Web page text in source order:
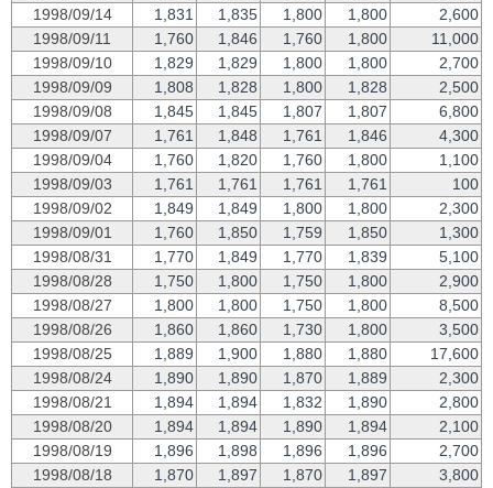
1998/09/14
1,831 1,835 1,800 1,800
2,600
1998/09/11
1,760 1,846 1,760 1,800
11,000
1998/09/10
1,829 1,829 1,800 1,800
2,700
1998/09/09
1,808 1,828 1,800 1,828
2,500
1998/09/08
1,845 1,845 1,807 1,807
6,800
1998/09/07
1,761 1,848 1,761 1,846
4,300
1998/09/04
1,760 1,820 1,760 1,800
1,100
1998/09/03
1,761 1,761 1,761 1,761
100
1998/09/02
1,849 1,849 1,800 1,800
2,300
1998/09/01
1,760 1,850 1,759 1,850
1,300
1998/08/31
1,770 1,849 1,770 1,839
5,100
1998/08/28
1,750 1,800 1,750 1,800
2,900
1998/08/27
1,800 1,800 1,750 1,800
8,500
1998/08/26
1,860 1,860 1,730 1,800
3,500
1998/08/25
1,889 1,900 1,880 1,880
17,600
1998/08/24
1,890 1,890 1,870 1,889
2,300
1998/08/21
1,894 1,894 1,832 1,890
2,800
1998/08/20
1,894 1,894 1,890 1,894
2,100
1998/08/19
1,896 1,898 1,896 1,896
2,700
1998/08/18
1,870 1,897 1,870 1,897
3,800